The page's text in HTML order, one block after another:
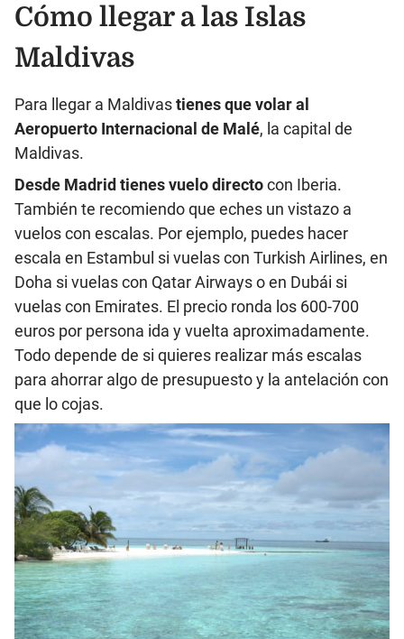
Cómo llegar a las Islas
Maldivas
Para llegar a Maldivastienes que volar al
Aeropuerto Internacional de Malé, la capital de
Maldivas.
Desde Madrid tienes vuelo directocon Iberia.
También te recomiendo que eches un vistazo a
vuelos con escalas. Por ejemplo, puedes hacer
escala en Estambul si vuelas con Turkish Airlines, en
Doha si vuelas con Qatar Airways o en Dubái si
vuelas con Emirates. El precio ronda los 600-700
euros por persona ida y vuelta aproximadamente.
Todo depende de si quieres realizar más escalas
para ahorrar algo de presupuesto y la antelación con
que lo cojas.